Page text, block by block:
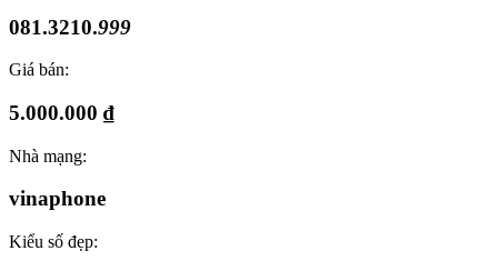
081.3210.999
Giá bán:
5.000.000 ₫
Nhà mạng:
vinaphone
Kiểu số đẹp: